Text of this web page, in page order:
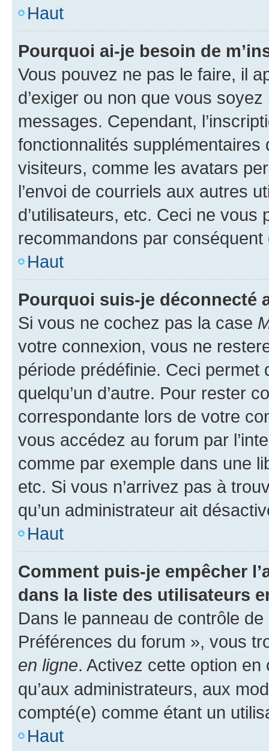
Haut
Pourquoi ai-je besoin de
Vous pouvez ne pas le faire, il
d’exiger ou non que vous
messages. Cependant,
fonctionnalités
visiteurs, comme les avatars
l’envoi de courriels aux autres
d’utilisateurs, etc. Ceci ne vous
recommandons par conséquent
Haut
Pourquoi suis-je déconnecté
Si vous ne cochez pas la case
votre connexion, vous ne
période prédéfinie. Ceci permet
quelqu’un d’autre. Pour rester
correspondante lors de votre
vous accédez au forum par
comme par exemple dans une
etc. Si vous n’arrivez pas à
qu’un administrateur ait
Haut
Comment puis-je empêcher
dans la liste des utilisateurs
Dans le panneau de contrôle
Préférences du forum », vous
en ligne. Activez cette option
qu’aux administrateurs, aux
compté(e) comme étant un
Haut